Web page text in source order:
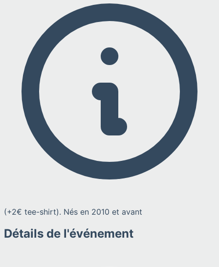
(+2€ tee-shirt). Nés en 2010 et avant
Détails de l'événement